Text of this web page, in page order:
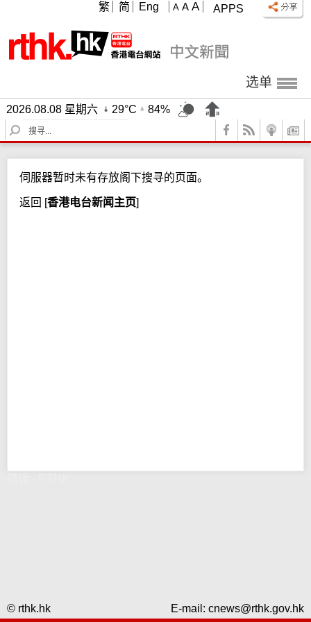
APPS
A A A
繁 简 Eng
选单
2026.08.08 星期六 29°C
84%
S
e
c
h
伺服器暂时未有存放阁下搜寻的页面。
返回 [香港电台新闻主页]
© rthk.hk E-mail: cnews@rthk.gov.hk